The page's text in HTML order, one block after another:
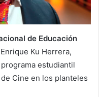
de Educación
Ku Herrera,
estudiantil
Cine en los planteles